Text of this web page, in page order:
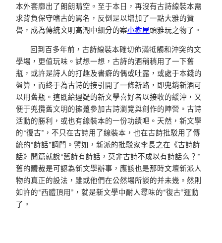
本外套廓出了朗朗晴空。至于本日，再沒有古詩線裝本需
求背負保守嗜古的罵名，反倒是以增加了一點大雅的贊
譽，成為傳統文明高潮中細分的案小樹屋頭雅玩之物了。
回到百多年前，古詩線裝本確切佈滿牴觸和沖突的文
學場，更值玩味。試想一想，古詩的酒稍稍用了一下舊
瓶，或許是詩人的打趣及書癖的偶或吐露，或處于本錢的
盤算，而終于為古詩的接引開了一條新路，即兜銷新酒可
以用舊瓶。這既給遲疑的新文學喜好者以接收的緩沖，又
便于兜攬舊文明的擁躉參加古詩瀏覽與創作的陣營。古詩
活動的勝利，或也有線裝本的一份功績吧。天然，新文學
的“復古”，不只在古詩用了線裝本，也在古詩批駁用了傳
統的“詩話”調門。譬如，新派的批駁家李長之在《古詩詩
話》開篇就說“舊詩有詩話，莫非古詩不成以有詩話么？”
舊的體裁是可認為新文學辦事，應該也是那時文壇新派人
物的真正的設法，雖或他們在公然場所談的并未幾。然則
如許的“西體頂用”，就是新文學中耐人尋味的“復古”運動
了。